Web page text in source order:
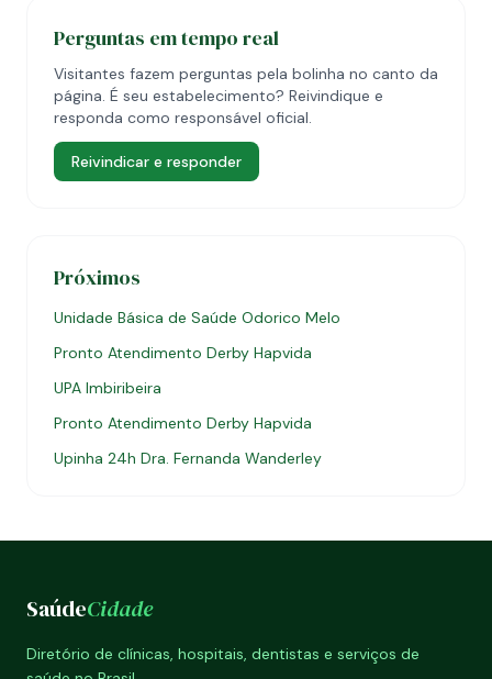
Perguntas em tempo real
Visitantes fazem perguntas pela bolinha no canto da
página. É seu estabelecimento? Reivindique e
responda como responsável oficial.
Reivindicar e responder
Próximos
Unidade Básica de Saúde Odorico Melo
Pronto Atendimento Derby Hapvida
UPA Imbiribeira
Pronto Atendimento Derby Hapvida
Upinha 24h Dra. Fernanda Wanderley
SaúdeCidade
Diretório de clínicas, hospitais, dentistas e serviços de